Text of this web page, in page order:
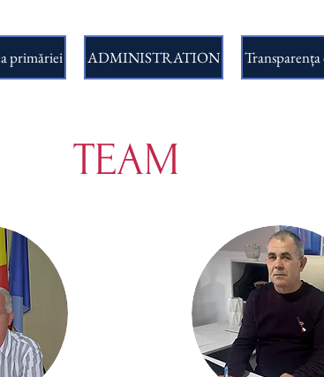
primăriei ADMINISTRATION
TEAM